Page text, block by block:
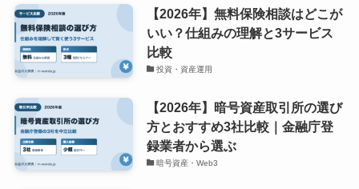
【2026年】無料保険相談はどこが
いい？仕組みの理解と3サービス
比較
投資・資産運用
【2026年】暗号資産取引所の選び
方とおすすめ3社比較｜金融庁登
録業者から選ぶ
暗号資産・Web3